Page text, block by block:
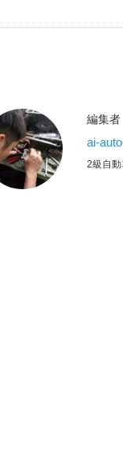
編集者
ai-
2級自